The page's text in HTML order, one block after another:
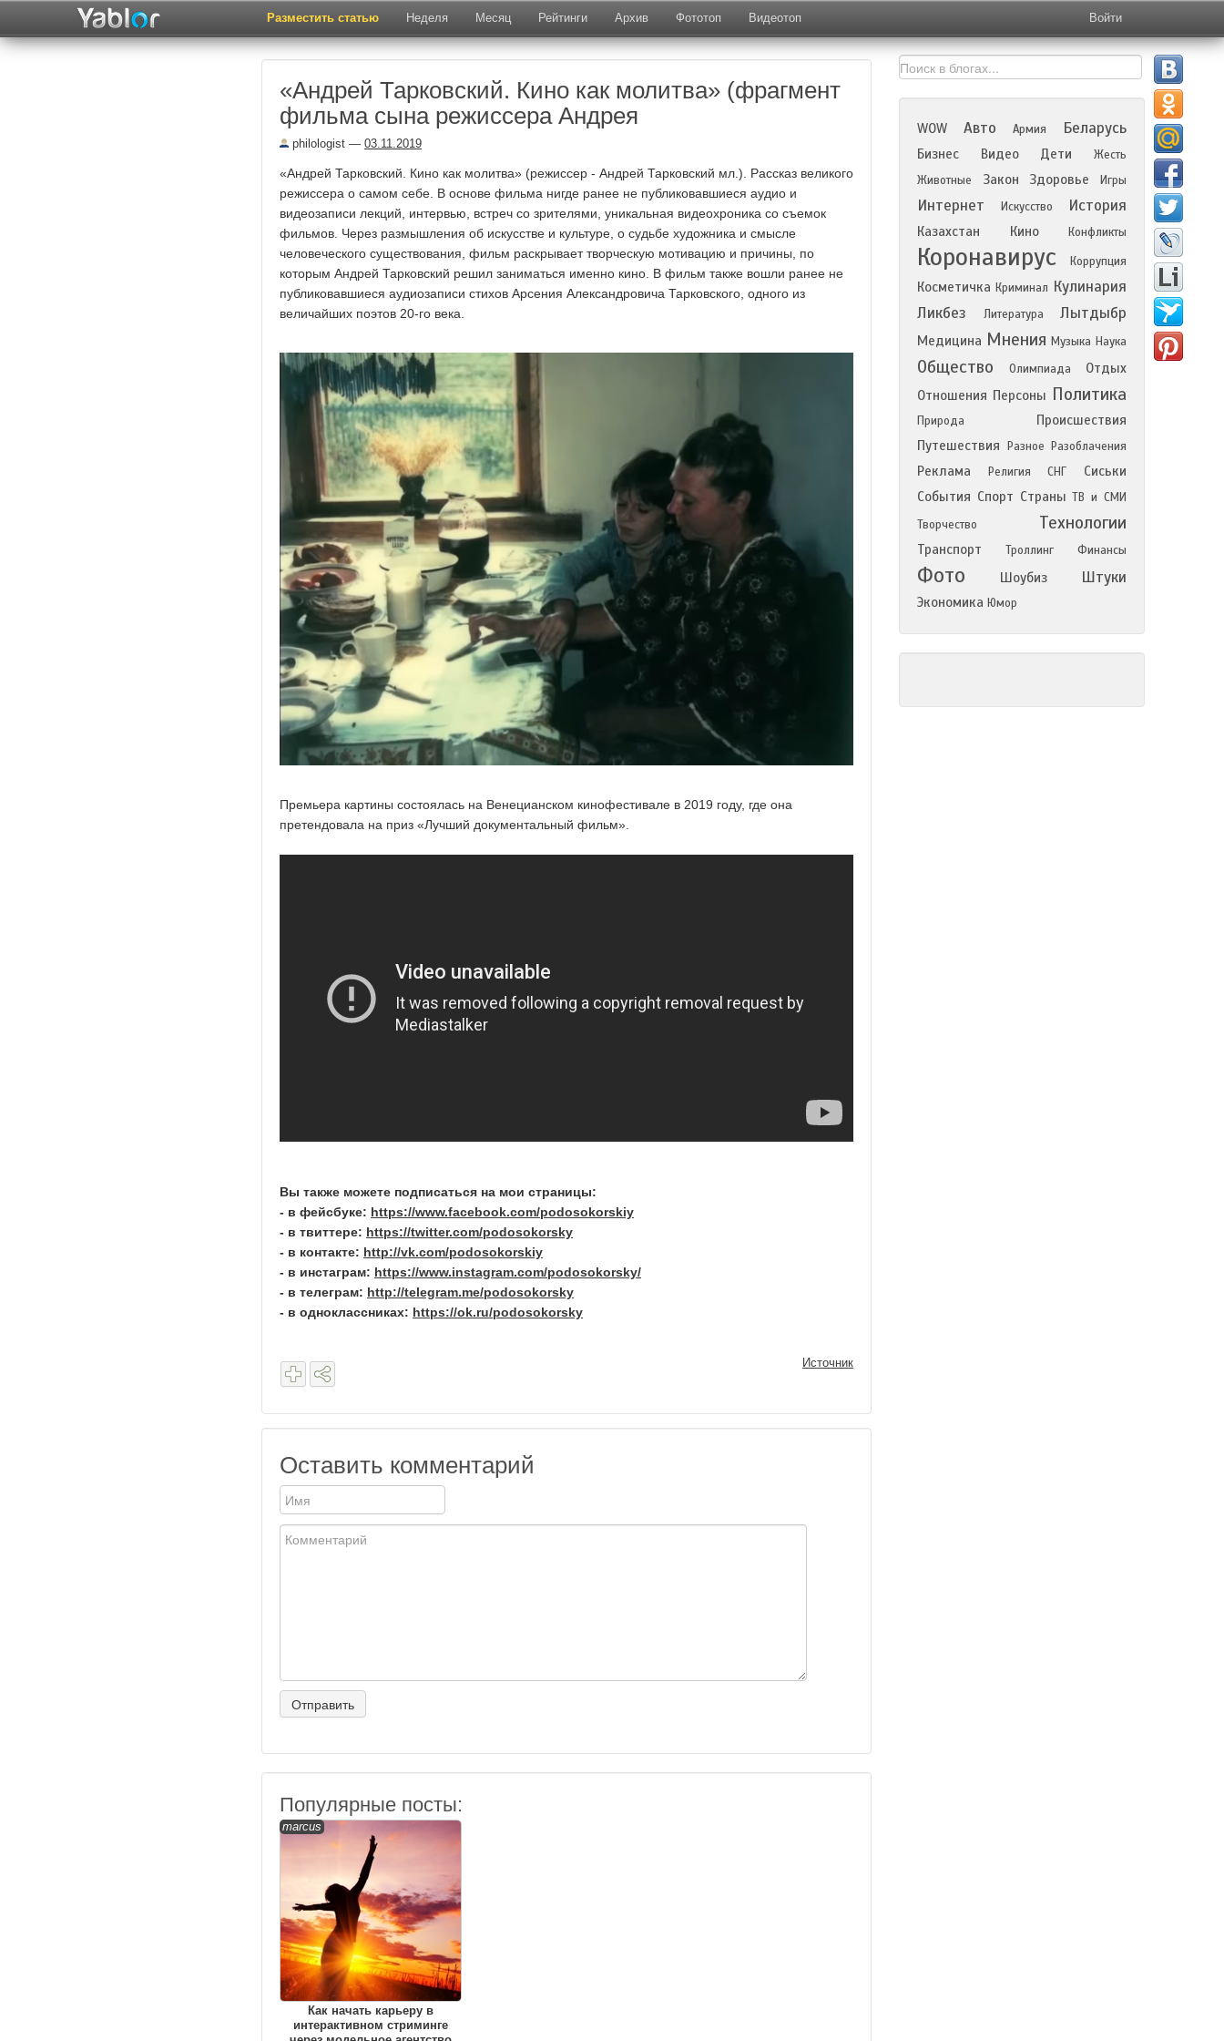
Разместить статью Неделя Месяц Рейтинги Архив Фототоп Видеотоп Войти
«Андрей Тарковский. Кино как молитва» (фрагмент
фильма сына режиссера Андрея
philologist — 03.11.2019
«Андрей Тарковский. Кино как молитва» (режиссер - Андрей Тарковский мл.). Рассказ великого
режиссера о самом себе. В основе фильма нигде ранее не публиковавшиеся аудио и
видеозаписи лекций, интервью, встреч со зрителями, уникальная видеохроника со съемок
фильмов. Через размышления об искусстве и культуре, о судьбе художника и смысле
человеческого существования, фильм раскрывает творческую мотивацию и причины, по
которым Андрей Тарковский решил заниматься именно кино. В фильм также вошли ранее не
публиковавшиеся аудиозаписи стихов Арсения Александровича Тарковского, одного из
величайших поэтов 20-го века.
Премьера картины состоялась на Венецианском кинофестивале в 2019 году, где она
претендовала на приз «Лучший документальный фильм».
Вы также можете подписаться на мои страницы:
- в фейсбуке: https://www.facebook.com/podosokorskiy
- в твиттере: https://twitter.com/podosokorsky
- в контакте: http://vk.com/podosokorskiy
- в инстаграм: https://www.instagram.com/podosokorsky/
- в телеграм: http://telegram.me/podosokorsky
- в одноклассниках: https://ok.ru/podosokorsky
Источник
Оставить комментарий
Популярные посты:
marcus
Как начать карьеру в
интерактивном стриминге
WOW Авто Армия Беларусь
Бизнес Видео Дети
Жесть
Животные
Закон Здоровье Игры
Интернет Искусство История
Казахстан Кино Конфликты
Коронавирус Коррупция
Косметичка Криминал Кулинария
Ликбез
Литература Лытдыбр
Медицина Мнения Музыка Наука
Общество Олимпиада
Отдых
Отношения Персоны Политика
Природа
Происшествия
Путешествия
Разное Разоблачения
Реклама Религия СНГ
Сиськи
События Спорт Страны ТВ и СМИ
Творчество
Технологии
Транспорт Троллинг Финансы
Фото Шоубиз Штуки
Экономика Юмор